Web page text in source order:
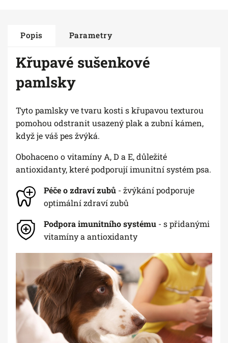
Popis Parametry
Křupavé sušenkové
pamlsky
Tyto pamlsky ve tvaru kosti s křupavou texturou
pomohou odstranit usazený plak a zubní kámen,
když je váš pes žvýká.
Obohaceno o vitamíny A, D a E, důležité
antioxidanty, které podporují imunitní systém psa.
Péče o zdraví zubů - žvýkání podporuje
optimální zdraví zubů
Podpora imunitního systému - s přidanými
vitamíny a antioxidanty